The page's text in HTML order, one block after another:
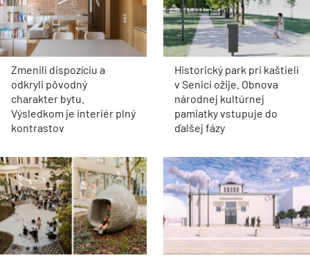
Zmenili dispozíciu a
odkryli pôvodný
charakter bytu.
Výsledkom je interiér plný
kontrastov
Historický park pri kaštieli
v Senici ožije. Obnova
národnej kultúrnej
pamiatky vstupuje do
ďalšej fázy